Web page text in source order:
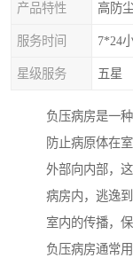
产品特性 高防
服务时间 7*24
星级服务 五星
负压病房是一
防止病原体在
外部向内部，
病房内，逃逸
室内的传播，
负压病房通常